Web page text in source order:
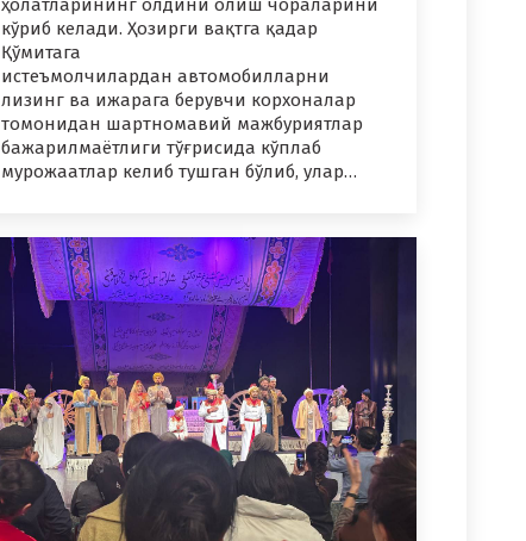
ҳолатларининг олдини олиш чораларини
кўриб келади. Ҳозирги вақтга қадар
Қўмитага
истеъмолчилардан автомобилларни
лизинг ва ижарага берувчи корхоналар
томонидан шартномавий мажбуриятлар
бажарилмаётлиги тўғрисида кўплаб
мурожаатлар келиб тушган бўлиб, улар…